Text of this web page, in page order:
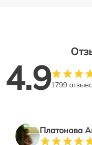
4.91799
Платонова